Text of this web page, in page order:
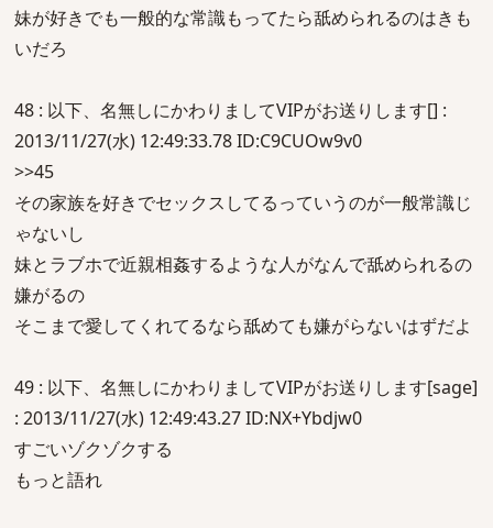
妹が好きでも一般的な常識もってたら舐められるのはきも
いだろ
48 : 以下、名無しにかわりましてVIPがお送りします[] :
2013/11/27(水) 12:49:33.78 ID:C9CUOw9v0
>>45
その家族を好きでセックスしてるっていうのが一般常識じ
ゃないし
妹とラブホで近親相姦するような人がなんで舐められるの
嫌がるの
そこまで愛してくれてるなら舐めても嫌がらないはずだよ
49 : 以下、名無しにかわりましてVIPがお送りします[sage]
: 2013/11/27(水) 12:49:43.27 ID:NX+Ybdjw0
すごいゾクゾクする
もっと語れ